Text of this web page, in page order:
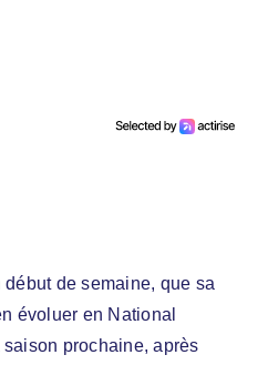
de semaine, que sa
évoluer en National
prochaine, après